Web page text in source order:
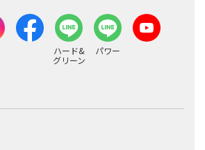
ハード&
グリーン
パワー